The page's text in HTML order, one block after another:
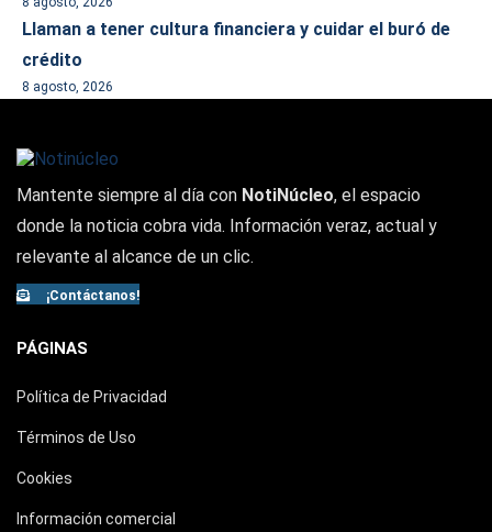
Llaman a tener cultura financiera y cuidar el buró de
crédito
8 agosto, 2026
Mantente siempre al día con NotiNúcleo, el espacio
donde la noticia cobra vida. Información veraz, actual y
relevante al alcance de un clic.
¡Contáctanos!
PÁGINAS
Política de Privacidad
Términos de Uso
Cookies
Información comercial